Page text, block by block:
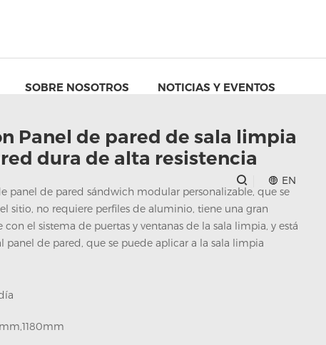
SOBRE NOSOTROS NOTICIAS Y EVENTOS
EN
Panel de pared de sala limpia
dura de alta resistencia
panel de pared sándwich modular personalizable, que se
sitio, no requiere perfiles de aluminio, tiene una gran
el sistema de puertas y ventanas de la sala limpia, y está
de pared, que se puede aplicar a la sala limpia